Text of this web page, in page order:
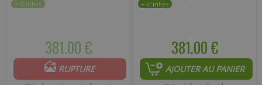
381.00 €
RUPTURE
381.00 €
AJOUTER AU PANIER